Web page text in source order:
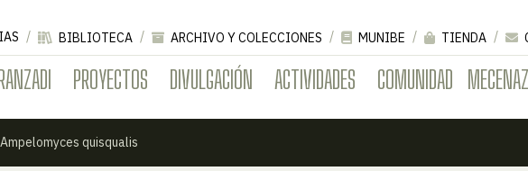
PROYECTOS DIVULGACIÓN ACTIVIDADES COMUNIDAD
BIBLIOTECA ARCHIVO Y COLECCIONES MUNIBE TIENDA
Ampelomyces quisqualis